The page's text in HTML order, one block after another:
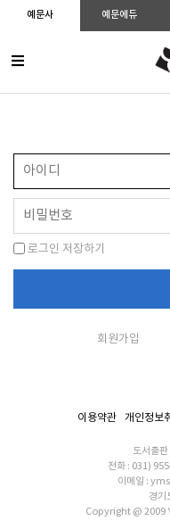
예문사 예문에듀
로그인 저장하기
회원가입
이용약관 개인정보
도서출
전화 : 031)
이메일 :
경기
Copyright @ 2009